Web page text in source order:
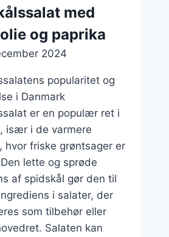
med
og paprika
2024
popularitet og
i Danmark
er en populær ret i
især i de varmere
hvor friske grøntsager er
lette og sprøde
af spidskål gør den til
i salater, der
som tilbehør eller
Salaten kan